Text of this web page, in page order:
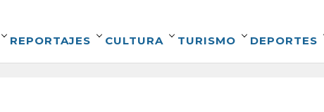
REPORTAJES CULTURA TURISMO DEPORTES